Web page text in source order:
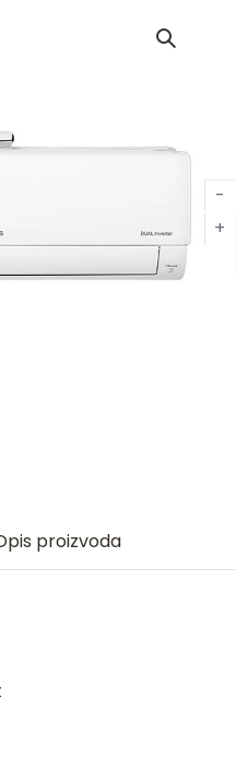
proizvoda